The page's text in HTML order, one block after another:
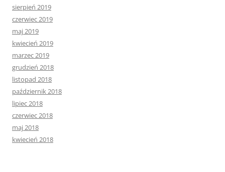
sierpień 2019
czerwiec 2019
maj 2019
kwiecień 2019
marzec 2019
grudzień 2018
listopad 2018
październik 2018
lipiec 2018
czerwiec 2018
maj 2018
kwiecień 2018